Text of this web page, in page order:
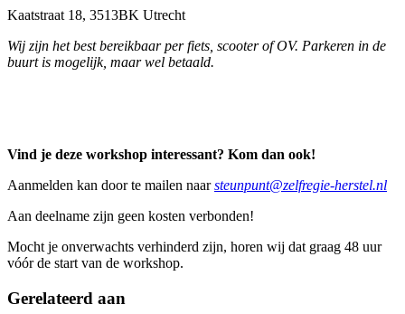
Kaatstraat 18, 3513BK Utrecht
Wij zijn het best bereikbaar per fiets, scooter of OV. Parkeren in de
buurt is mogelijk, maar wel betaald.
Vind je deze workshop interessant? Kom dan ook!
Aanmelden kan door te mailen naarsteunpunt@zelfregie-herstel.nl
Aan deelname zijn geen kosten verbonden!
Mocht je onverwachts verhinderd zijn, horen wij dat graag 48 uur
vóór de start van de workshop.
Gerelateerd aan